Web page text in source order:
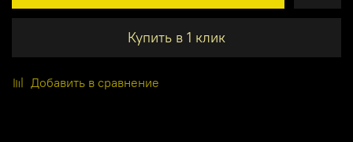
Купить в 1 клик
Добавить в сравнение